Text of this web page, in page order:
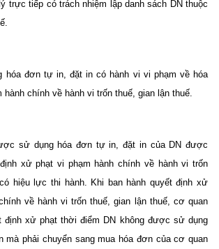
trực tiếp có trách nhiệm lập danh sách DN thuộc
hóa đơn tự in, đặt in có hành vi vi phạm về hóa
chính về hành vi trốn thuế, gian lận thuế.
sử dụng hóa đơn tự in, đặt in của DN được
xử phạt vi phạm hành chính về hành vi trốn
hiệu lực thi hành. Khi ban hành quyết định xử
về hành vi trốn thuế, gian lận thuế, cơ quan
định xử phạt thời điểm DN không được sử dụng
mà phải chuyển sang mua hóa đơn của cơ quan